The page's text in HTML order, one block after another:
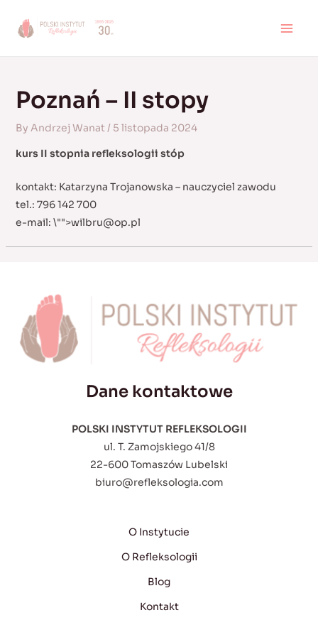
Poznań – II stopy
By Andrzej Wanat/ 5 listopada 2024
kurs II stopnia refleksologii stóp
kontakt: Katarzyna Trojanowska – nauczyciel zawodu
tel.: 796 142 700
e-mail: \"">wilbru@op.pl
Dane kontaktowe
POLSKI INSTYTUT REFLEKSOLOGII
ul. T. Zamojskiego 41/8
22-600 Tomaszów Lubelski
biuro@refleksologia.com
O Instytucie
O Refleksologii
Blog
Kontakt